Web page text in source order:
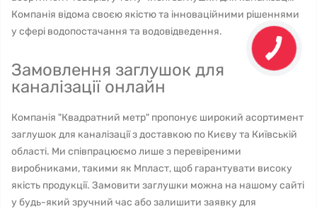
Компанія відома своєю якістю та інноваційними рішеннями
у сфері водопостачання та водовідведення.
Замовлення заглушок для
каналізації онлайн
Компанія "Квадратний метр" пропонує широкий асортимент
заглушок для каналізації з доставкою по Києву та Київській
області. Ми співпрацюємо лише з перевіреними
виробниками, такими як Мпласт, щоб гарантувати високу
якість продукції. Замовити заглушки можна на нашому сайті
у будь-який зручний час або залишити заявку для